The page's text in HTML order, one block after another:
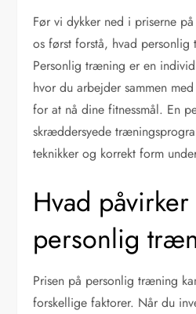
Før vi dykker ned i priserne
os først forstå, hvad
Personlig træning er en
hvor du arbejder sammen
for at nå dine fitnessmål. En
skræddersyede
teknikker og korrekt form
Hvad
personlig
Prisen på personlig træning
forskellige faktorer. Når du